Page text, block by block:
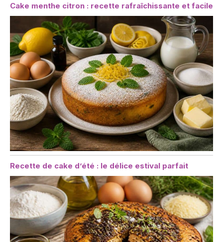
Cake menthe citron : recette rafraîchissante et facile
Recette de cake d’été : le délice estival parfait